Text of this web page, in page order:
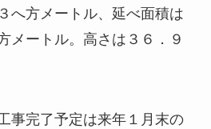
へ方メートル、延べ面積は
メートル。高さは３６．９
事完了予定は来年１月末の